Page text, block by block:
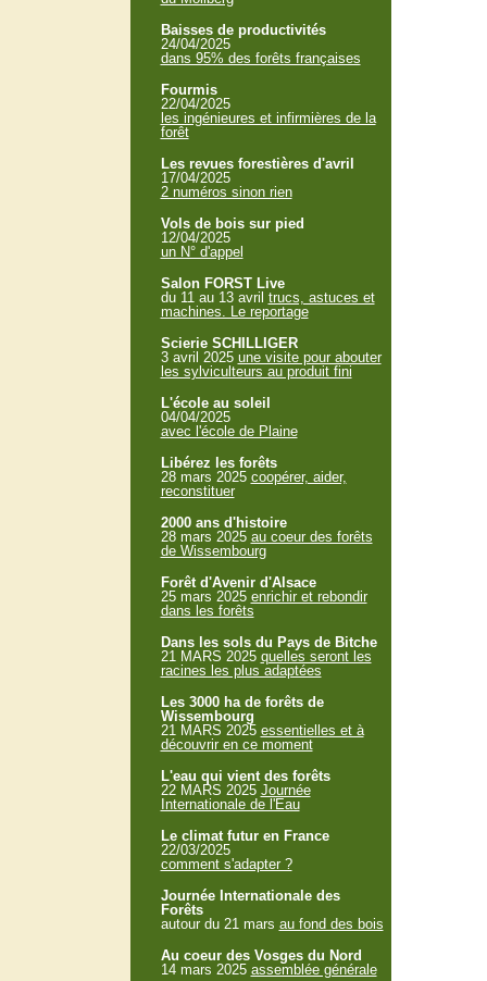
Baisses de productivités
24/04/2025
dans 95% des forêts françaises
Fourmis
22/04/2025
les ingénieures et infirmières de la
forêt
Les revues forestières d'avril
17/04/2025
2 numéros sinon rien
Vols de bois sur pied
12/04/2025
un N° d'appel
Salon FORST Live
du 11 au 13 avril trucs, astuces et
machines. Le reportage
Scierie SCHILLIGER
3 avril 2025 une visite pour abouter
les sylviculteurs au produit fini
L'école au soleil
04/04/2025
avec l'école de Plaine
Libérez les forêts
28 mars 2025 coopérer, aider,
reconstituer
2000 ans d'histoire
28 mars 2025 au coeur des forêts
de Wissembourg
Forêt d'Avenir d'Alsace
25 mars 2025 enrichir et rebondir
dans les forêts
Dans les sols du Pays de Bitche
21 MARS 2025 quelles seront les
racines les plus adaptées
Les 3000 ha de forêts de
Wissembourg
21 MARS 2025 essentielles et à
découvrir en ce moment
L'eau qui vient des forêts
22 MARS 2025 Journée
Internationale de l'Eau
Le climat futur en France
22/03/2025
comment s'adapter ?
Journée Internationale des
Forêts
autour du 21 mars au fond des bois
Au coeur des Vosges du Nord
14 mars 2025 assemblée générale